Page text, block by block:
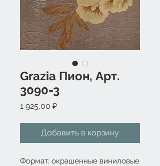
Grazia Пион, Арт.
3090-3
1 925,00 ₽Цена
Добавить в корзину
Формат: окрашенные виниловые